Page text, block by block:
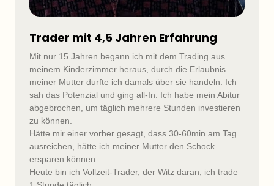
Trader mit 4,5 Jahren Erfahrung
Mit nur 15 Jahren begann ich mit dem Trading aus
meinem Kinderzimmer heraus, durch die Erlaubnis
meiner Mutter durfte ich damals über sie handeln. Ich
sah das Potenzial und ging all-In. Ich habe mein Abitur
abgebrochen, um täglich mehrere Stunden investieren
zu können.
Hätte mir einer vorher gesagt, dass 30-60min am Tag
ausreichen, hätte ich meiner Mutter den Schock
ersparen können.
Heute bin ich Vollzeit-Trader, der Witz daran, ich trade